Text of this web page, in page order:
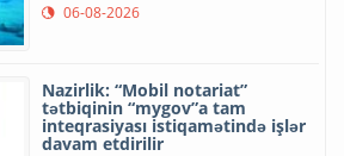
06-08-2026
Nazirlik: “Mobil notariat”
tətbiqinin “mygov”a tam
inteqrasiyası istiqamətində işlər
davam etdirilir